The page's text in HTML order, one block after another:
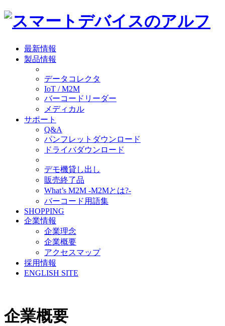
最新情報
製品情報
データコレクタ
IoT / M2M
バーコードリーダー
メディカル
サポート
Q&A
パンフレットダウンロード
ドライバダウンロード
デモ機貸し出し
販売終了品
What’s M2M -M2Mとは?-
バーコード用語集
SHOPPING
企業情報
企業理念
企業概要
アクセスマップ
採用情報
ENGLISH SITE
企業概要